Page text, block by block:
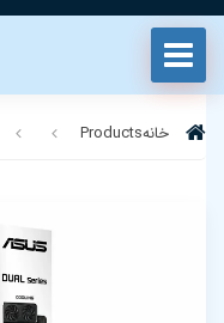
خانهProducts